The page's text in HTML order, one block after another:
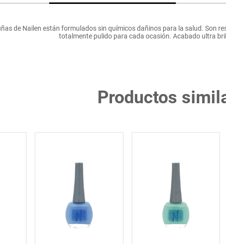
de Nailen están formulados sin químicos dañinos para la salud. Son
totalmente pulido para cada ocasión. Acabado ultra
Productos